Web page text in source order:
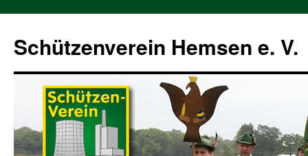
springen
Schützenverein Hemsen e. V.